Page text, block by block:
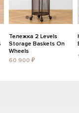
Тележка 2 Levels
Storage Baskets On
Wheels
60 900 ₽